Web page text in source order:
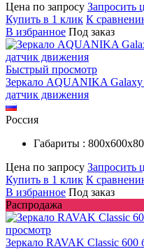
Цена по запросу Запросить
Купить в 1 клик К
В избранное Под заказ
Быстрый просмотр
Зеркало AQUANIKA
датчик движения
Россия
Габариты : 800х600х80
Цена по запросу Запросить
Купить в 1 клик К
В избранное Под заказ
Распродажа
просмотр
Зеркало RAVAK Classic 600